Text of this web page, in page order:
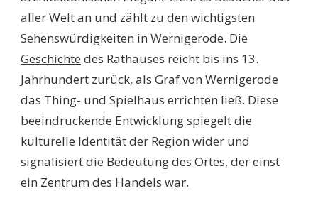
aller Welt an und zählt zu den wichtigsten
Sehenswürdigkeiten in Wernigerode. Die
Geschichte des Rathauses reicht bis ins 13.
Jahrhundert zurück, als Graf von Wernigerode
das Thing- und Spielhaus errichten ließ. Diese
beeindruckende Entwicklung spiegelt die
kulturelle Identität der Region wider und
signalisiert die Bedeutung des Ortes, der einst
ein Zentrum des Handels war.